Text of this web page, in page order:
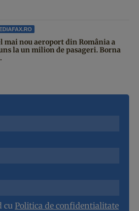
mai nou aeroport din România a
la un milion de pasageri. Borna
cu Politica de confidentialitate